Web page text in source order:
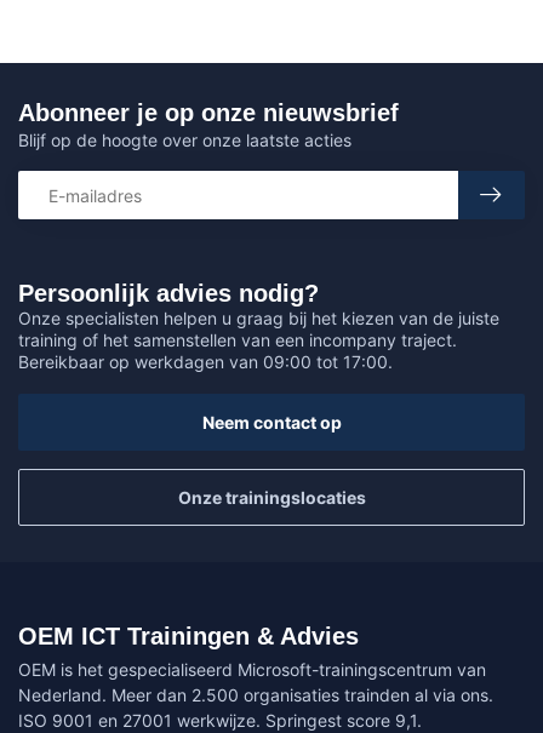
Persoonlijk advies nodig?
Onze specialisten helpen u graag bij het kiezen van de juiste
training of het samenstellen van een incompany traject.
Bereikbaar op werkdagen van 09:00 tot 17:00.
Neem contact op
Onze trainingslocaties
Abonneer je op onze nieuwsbrief
Blijf op de hoogte over onze laatste acties
OEM ICT Trainingen & Advies
OEM is het gespecialiseerd Microsoft-trainingscentrum van
Nederland. Meer dan 2.500 organisaties trainden al via ons.
ISO 9001 en 27001 werkwijze. Springest score 9,1.